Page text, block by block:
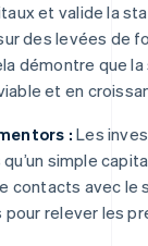
et valide la
des levées de
démontre que
et en
: Les
simple
contacts avec
pour relever les